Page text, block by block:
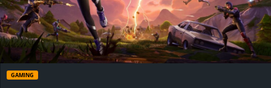
v
i
GAMING